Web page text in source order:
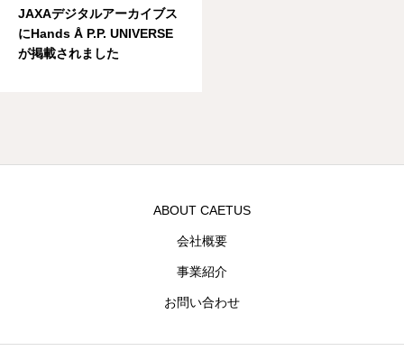
JAXAデジタルアーカイブス
にHands Å P.P. UNIVERSE
が掲載されました
ABOUT CAETUS
会社概要
事業紹介
お問い合わせ